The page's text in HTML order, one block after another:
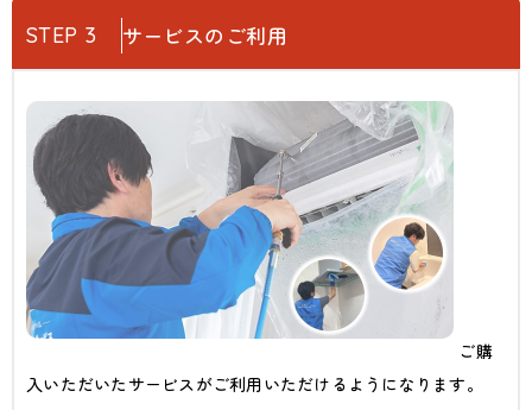
STEP 3 サービスのご利用
ご購
入いただいたサービスがご利用いただけるようになります。